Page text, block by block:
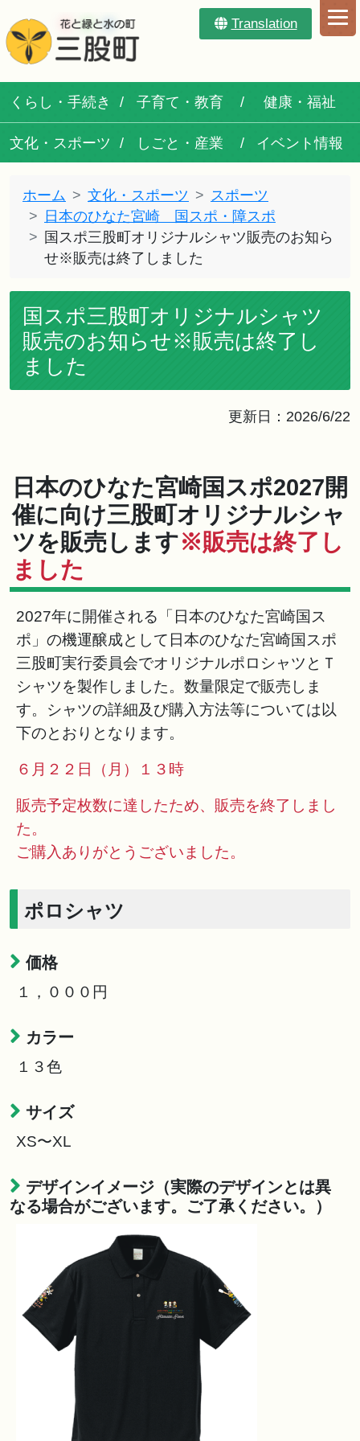
Translation
くらし・手続き 子育て・教育 健康・福祉
文化・スポーツ しごと・産業 イベント情報
ホーム 文化・スポーツ
スポーツ
日本のひなた宮崎 国スポ・障スポ
国スポ三股町オリジナルシャツ販売のお知ら
せ※販売は終了しました
国スポ三股町オリジナルシャツ
販売のお知らせ※販売は終了し
ました
更新日：2026/6/22
日本のひなた宮崎国スポ2027開
催に向け三股町オリジナルシャ
ツを販売します※販売は終了し
ました
2027年に開催される「日本のひなた宮崎国ス
ポ」の機運醸成として日本のひなた宮崎国スポ
三股町実行委員会でオリジナルポロシャツとＴ
シャツを製作しました。数量限定で販売しま
す。シャツの詳細及び購入方法等については以
下のとおりとなります。
６月２２日（月）１３時
販売予定枚数に達したため、販売を終了しまし
た。
ご購入ありがとうございました。
ポロシャツ
価格
１，０００円
カラー
１３色
サイズ
XS〜XL
デザインイメージ（実際のデザインとは異
なる場合がございます。ご了承ください。）